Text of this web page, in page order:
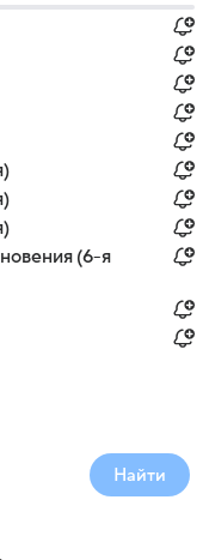
(6-я
Найти